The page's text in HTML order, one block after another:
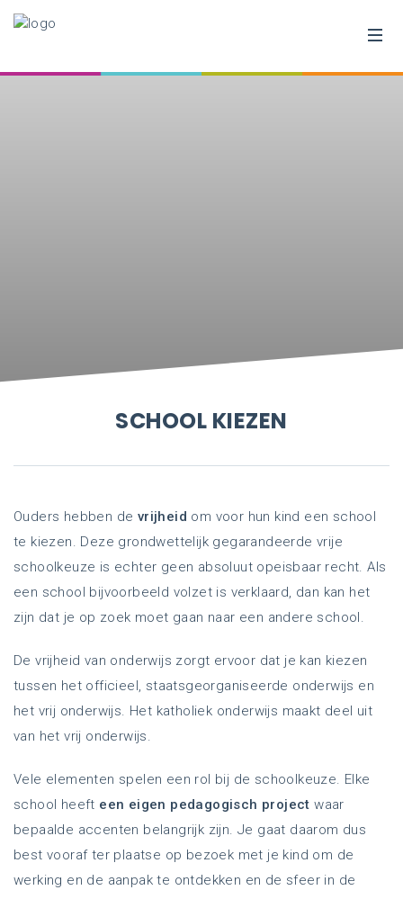
SCHOOL KIEZEN
Ouders hebben de vrijheid om voor hun kind een school
te kiezen. Deze grondwettelijk gegarandeerde vrije
schoolkeuze is echter geen absoluut opeisbaar recht. Als
een school bijvoorbeeld volzet is verklaard, dan kan het
zijn dat je op zoek moet gaan naar een andere school.
De vrijheid van onderwijs zorgt ervoor dat je kan kiezen
tussen het officieel, staatsgeorganiseerde onderwijs en
het vrij onderwijs. Het katholiek onderwijs maakt deel uit
van het vrij onderwijs.
Vele elementen spelen een rol bij de schoolkeuze. Elke
school heeft een eigen pedagogisch project waar
bepaalde accenten belangrijk zijn. Je gaat daarom dus
best vooraf ter plaatse op bezoek met je kind om de
werking en de aanpak te ontdekken en de sfeer in de